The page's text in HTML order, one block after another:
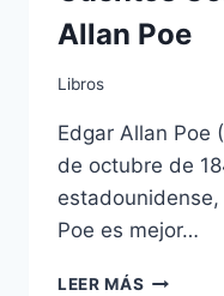
Allan Poe
Libros
Edgar Allan Poe
de octubre de
Poe es mejor…
LEER MÁS CUENTOS